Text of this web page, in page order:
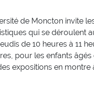
de Moncton invite
qui se déroulent
de 10 heures à 11
pour les enfants âgés
expositions en montre